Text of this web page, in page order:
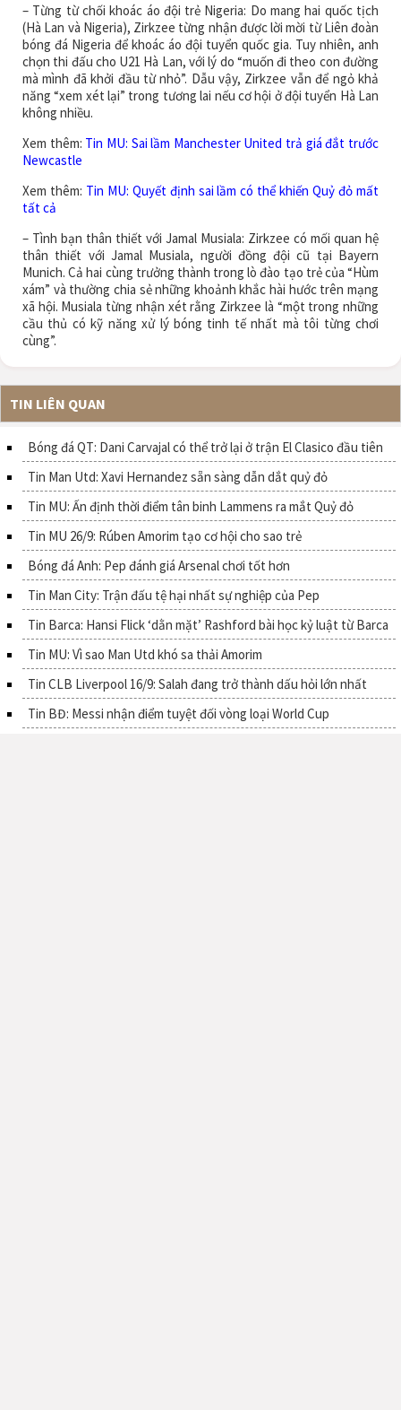
– Từng từ chối khoác áo đội trẻ Nigeria: Do mang hai quốc tịch
(Hà Lan và Nigeria), Zirkzee từng nhận được lời mời từ Liên đoàn
bóng đá Nigeria để khoác áo đội tuyển quốc gia. Tuy nhiên, anh
chọn thi đấu cho U21 Hà Lan, với lý do “muốn đi theo con đường
mà mình đã khởi đầu từ nhỏ”. Dẫu vậy, Zirkzee vẫn để ngỏ khả
năng “xem xét lại” trong tương lai nếu cơ hội ở đội tuyển Hà Lan
không nhiều.
Xem thêm: Tin MU: Sai lầm Manchester United trả giá đắt trước
Newcastle
Xem thêm: Tin MU: Quyết định sai lầm có thể khiến Quỷ đỏ mất
tất cả
– Tình bạn thân thiết với Jamal Musiala: Zirkzee có mối quan hệ
thân thiết với Jamal Musiala, người đồng đội cũ tại Bayern
Munich. Cả hai cùng trưởng thành trong lò đào tạo trẻ của “Hùm
xám” và thường chia sẻ những khoảnh khắc hài hước trên mạng
xã hội. Musiala từng nhận xét rằng Zirkzee là “một trong những
cầu thủ có kỹ năng xử lý bóng tinh tế nhất mà tôi từng chơi
cùng”.
TIN LIÊN QUAN
Bóng đá QT: Dani Carvajal có thể trở lại ở trận El Clasico đầu tiên
Tin Man Utd: Xavi Hernandez sẵn sàng dẫn dắt quỷ đỏ
Tin MU: Ấn định thời điểm tân binh Lammens ra mắt Quỷ đỏ
Tin MU 26/9: Rúben Amorim tạo cơ hội cho sao trẻ
Bóng đá Anh: Pep đánh giá Arsenal chơi tốt hơn
Tin Man City: Trận đấu tệ hại nhất sự nghiệp của Pep
Tin Barca: Hansi Flick ‘dằn mặt’ Rashford bài học kỷ luật từ Barca
Tin MU: Vì sao Man Utd khó sa thải Amorim
Tin CLB Liverpool 16/9: Salah đang trở thành dấu hỏi lớn nhất
Tin BĐ: Messi nhận điểm tuyệt đối vòng loại World Cup